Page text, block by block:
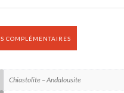
COMPLÉMENTAIRES
Chiastolite – Andalousite